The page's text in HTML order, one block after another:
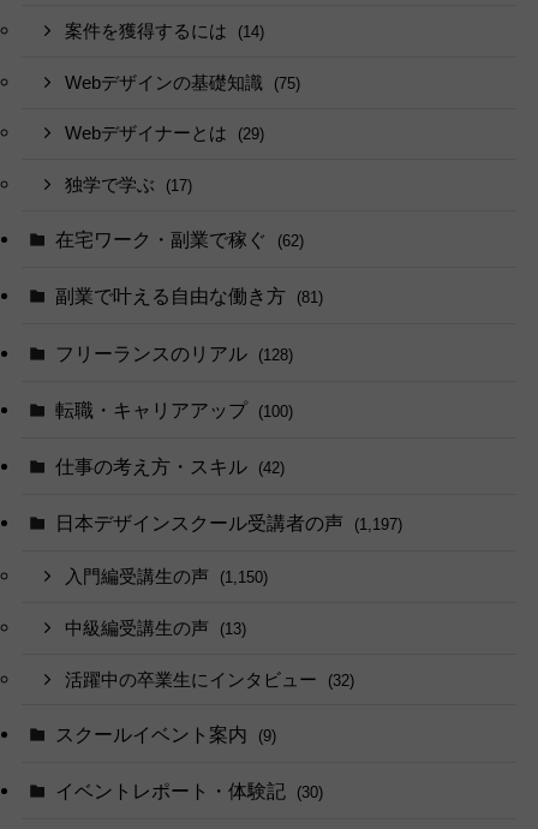
案件を獲得するには (14)
Webデザインの基礎知識 (75)
Webデザイナーとは (29)
独学で学ぶ (17)
在宅ワーク・副業で稼ぐ (62)
副業で叶える自由な働き方 (81)
フリーランスのリアル (128)
転職・キャリアアップ (100)
仕事の考え方・スキル (42)
日本デザインスクール受講者の声 (1,197)
入門編受講生の声 (1,150)
中級編受講生の声 (13)
活躍中の卒業生にインタビュー (32)
スクールイベント案内 (9)
イベントレポート・体験記 (30)